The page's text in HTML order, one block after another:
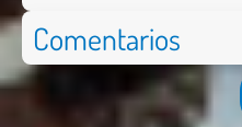
Comentarios